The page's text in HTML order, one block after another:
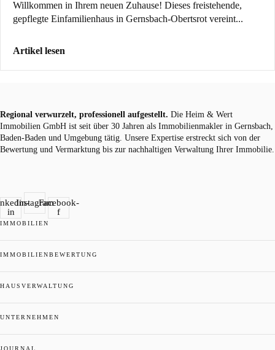
Willkommen in Ihrem neuen Zuhause! Dieses freistehende,
gepflegte Einfamilienhaus in Gernsbach-Obertsrot vereint...
Artikel lesen
Regional verwurzelt, professionell aufgestellt. Die Heim & Wert
Immobilien GmbH ist seit über 30 Jahren als Immobilienmakler in Gernsbach,
Baden-Baden und Umgebung tätig. Unsere Expertise erstreckt sich von der
Bewertung und Vermarktung bis zur nachhaltigen Verwaltung Ihrer Immobilie.
in
InstagramFacebook-
f
IMMOBILIEN
IMMOBILIENBEWERTUNG
HAUSVERWALTUNG
UNTERNEHMEN
JOURNAL